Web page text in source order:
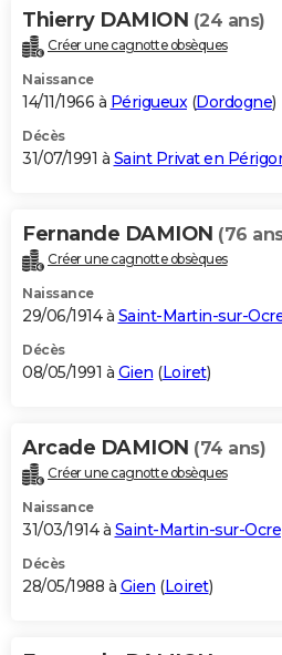
Thierry DAMION (24 ans)
Créer une cagnotte obsèques
Naissance
14/11/1966 à Périgueux(Dordogne)
Décès
31/07/1991 à Saint Privat en
Fernande DAMION (76
Créer une cagnotte obsèques
Naissance
29/06/1914 à Saint-Martin-sur-
Décès
08/05/1991 à Gien (Loiret)
Arcade DAMION (74 ans)
Créer une cagnotte obsèques
Naissance
31/03/1914 à Saint-Martin-sur-Ocre
Décès
28/05/1988 à Gien (Loiret)